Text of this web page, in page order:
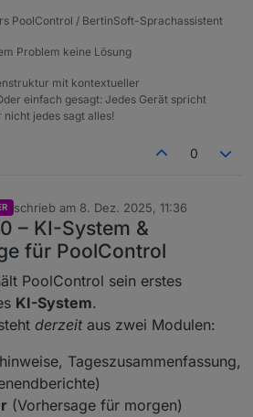
PoolControl / BertinSoft-Sprachassistent
Problem keine Lösung
mit kontextueller
einfach gesagt: Jedes Gerät spricht
jedes sagt alles!
0
schrieb am 8. Dez. 2025, 11:36
zuletzt editiert von
– KI-System &
für PoolControl
PoolControl sein erstes
KI-System.
derzeitaus zwei Modulen:
Tageszusammenfassung,
(Vorhersage für morgen)